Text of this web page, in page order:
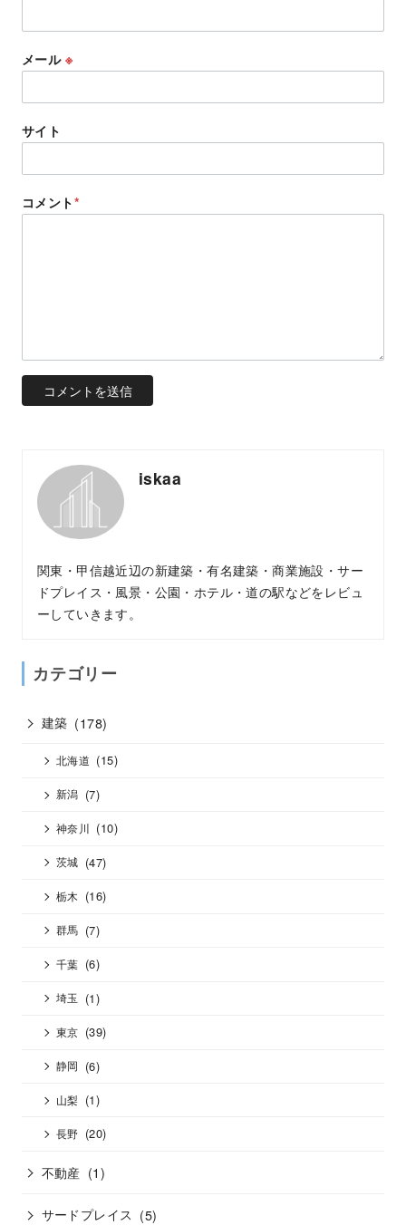
メール ※
サイト
コメント*
iskaa
関東・甲信越近辺の新建築・有名建築・商業施設・サー
ドプレイス・風景・公園・ホテル・道の駅などをレビュ
ーしていきます。
カテゴリー
建築 (178)
北海道 (15)
新潟 (7)
神奈川 (10)
茨城 (47)
栃木 (16)
群馬 (7)
千葉 (6)
埼玉 (1)
東京 (39)
静岡 (6)
山梨 (1)
長野 (20)
不動産 (1)
サードプレイス (5)